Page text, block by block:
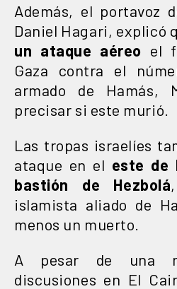
Además, el portavoz
Daniel Hagari, explicó
un ataque aéreo el
Gaza contra el
armado de Hamás,
precisar si este murió.
Las tropas israelíes
ataque en el este de
bastión de Hezbolá
islamista aliado de
menos un muerto.
A pesar de una
discusiones en El